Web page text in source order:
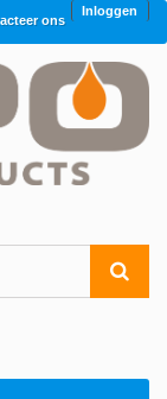
Inloggen
ons